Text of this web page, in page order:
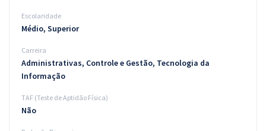
Escolaridade
Médio, Superior
Carreira
Administrativas, Controle e Gestão, Tecnologia da
Informação
TAF (Teste de Aptidão Física)
Não